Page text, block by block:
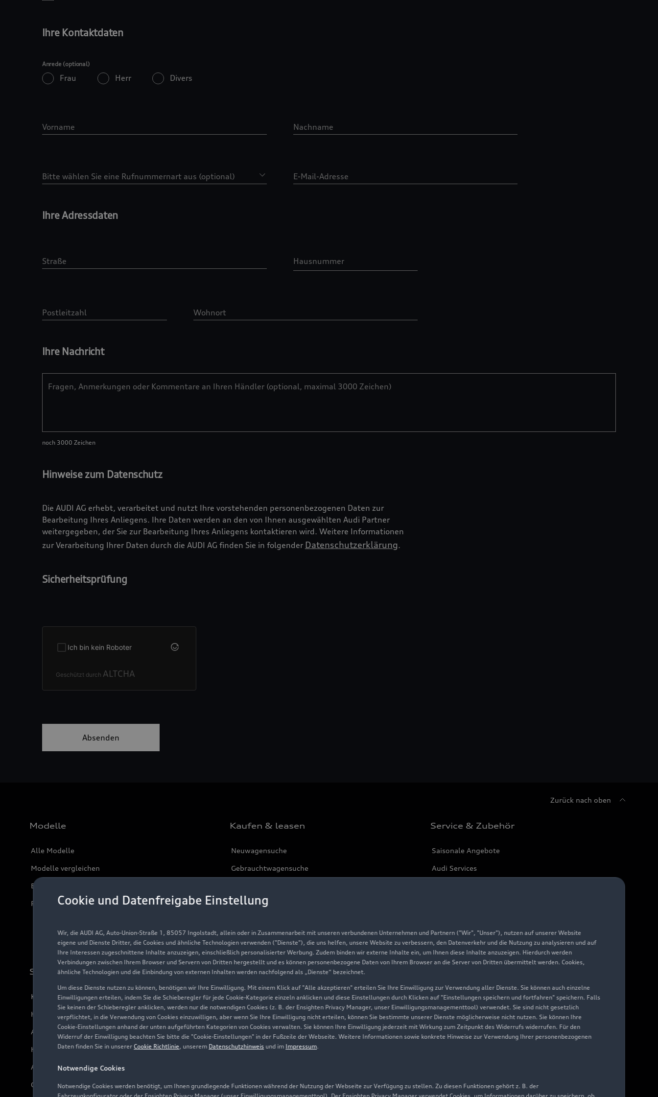
Cookie und Datenfreigabe Einstellung
Wir, die AUDI AG, Auto-Union-Straße 1, 85057 Ingolstadt, allein oder in Zusammenarbeit mit unseren verbundenen Unternehmen und Partnern ("Wir", "Unser"), nutzen auf unserer Website
eigene und Dienste Dritter, die Cookies und ähnliche Technologien verwenden ("Dienste"), die uns helfen, unsere Website zu verbessern, den Datenverkehr und die Nutzung zu analysieren und auf
Ihre Interessen zugeschnittene Inhalte anzuzeigen, einschließlich personalisierter Werbung. Zudem binden wir externe Inhalte ein, um Ihnen diese Inhalte anzuzeigen. Hierdurch werden
Verbindungen zwischen Ihrem Browser und Servern von Dritten hergestellt und es können personenbezogene Daten von Ihrem Browser an die Server von Dritten übermittelt werden. Cookies,
ähnliche Technologien und die Einbindung von externen Inhalten werden nachfolgend als „Dienste“ bezeichnet.
Um diese Dienste nutzen zu können, benötigen wir Ihre Einwilligung. Mit einem Klick auf "Alle akzeptieren" erteilen Sie Ihre Einwilligung zur Verwendung aller Dienste. Sie können auch einzelne
Einwilligungen erteilen, indem Sie die Schieberegler für jede Cookie-Kategorie einzeln anklicken und diese Einstellungen durch Klicken auf "Einstellungen speichern und fortfahren" speichern. Falls
Sie keinen der Schieberegler anklicken, werden nur die notwendigen Cookies (z. B. der Ensighten Privacy Manager, unser Einwilligungsmanagementtool) verwendet. Sie sind nicht gesetzlich
verpflichtet, in die Verwendung von Cookies einzuwilligen, aber wenn Sie Ihre Einwilligung nicht erteilen, können Sie bestimmte unserer Dienste möglicherweise nicht nutzen. Sie können Ihre
Cookie-Einstellungen anhand der unten aufgeführten Kategorien von Cookies verwalten. Sie können Ihre Einwilligung jederzeit mit Wirkung zum Zeitpunkt des Widerrufs widerrufen. Für den
Widerruf der Einwilligung beachten Sie bitte die "Cookie-Einstellungen" in der Fußzeile der Webseite. Weitere Informationen sowie konkrete Hinweise zur Verwendung Ihrer personenbezogenen
Daten finden Sie in unsererCookie Richtlinie, unserem Datenschutzhinweis und im Impressum.
Notwendige Cookies
Notwendige Cookies werden benötigt, um Ihnen grundlegende Funktionen während der Nutzung der Webseite zur Verfügung zu stellen. Zu diesen Funktionen gehört z. B. der
Zurück nach oben
Modelle
Alle Modelle
Modelle vergleichen
Elektromodelle
Plug-in-Hybride
Kaufen & leasen
Neuwagensuche
Gebrauchtwagensuche
Finanzierung
Geschäftskunden
Service & Zubehör
Saisonale Angebote
Audi Services
Support
Kundenservice
Händlersuche
Audi Code
Häufige Fragen (FAQ)
Audi Online Beratung
Online-Terminvereinbarung
Über Audi
Unternehmen
Karriere
Investor Relations
Presse & Media Center
Audi erleben